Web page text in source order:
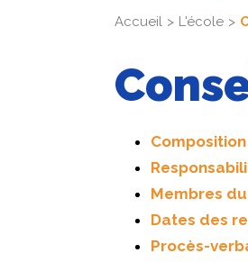
Accueil L'école
Membres
Dates des
Procès-